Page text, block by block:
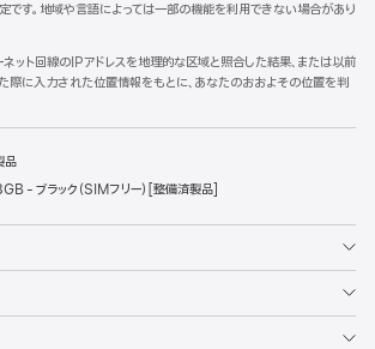
す。地域や言語によっては一部の機能を利用できない場合があり
ット回線のIPアドレスを地理的な区域と照合した結果、または以前
際に入力された位置情報をもとに、あなたのおおよその位置を判
品
- ブラック（SIMフリー）[整備済製品]